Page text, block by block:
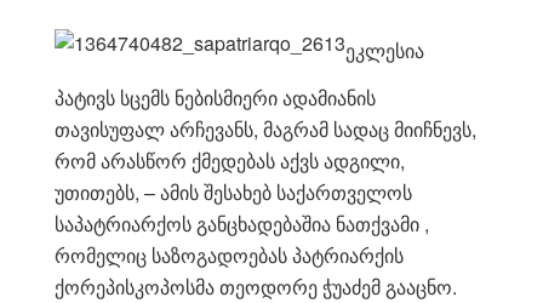
ეკლესია
პატივს სცემს ნებისმიერი ადამიანის
თავისუფალ არჩევანს, მაგრამ სადაც მიიჩნევს,
რომ არასწორ ქმედებას აქვს ადგილი,
უთითებს, – ამის შესახებ საქართველოს
საპატრიარქოს განცხადებაშია ნათქვამი ,
რომელიც საზოგადოებას პატრიარქის
ქორეპისკოპოსმა თეოდორე ჭუაძემ გააცნო.